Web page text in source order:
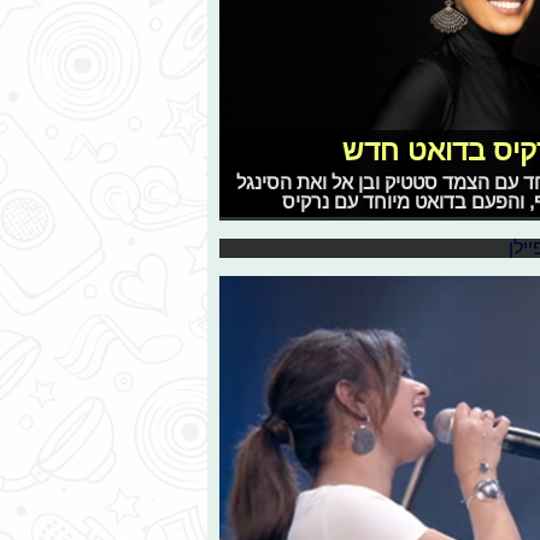
בדואט חדש
הצמד סטטיק ובן אל ואת הסינגל
והפעם בדואט מיוחד עם נרקיס
שלנו! גם השבוע אספנו עבורכם את כל
טובה, והשבוע ברשימה תוכלו לשמוע
ואת חנן בן ארי שפשוט יוצר מוזיקה